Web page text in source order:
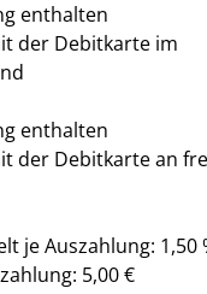
enthalten
der Debitkarte im
enthalten
der Debitkarte an
je Auszahlung: 1,50
5,00 €